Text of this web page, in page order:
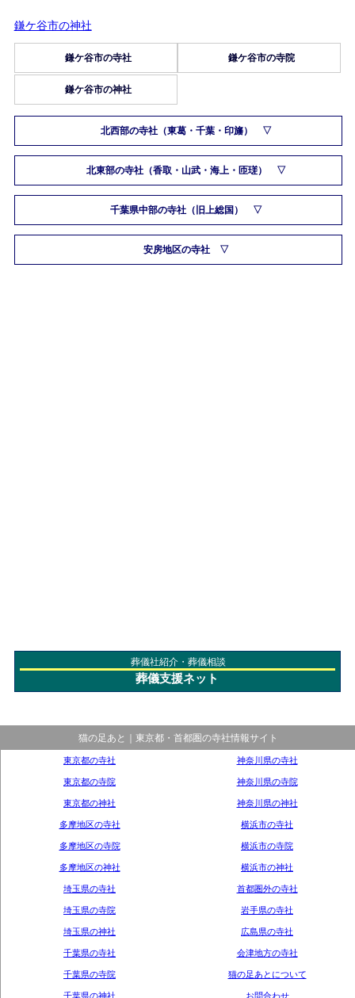
鎌ケ谷市の神社
鎌ケ谷市の寺社 鎌ケ谷市の寺院
鎌ケ谷市の神社
北西部の寺社（東葛・千葉・印旛）
北東部の寺社（香取・山武・海上・匝瑳）
千葉県中部の寺社（旧上総国）
安房地区の寺社
葬儀社紹介・葬儀相談
葬儀支援ネット
猫の足あと｜東京都・首都圏の寺社情報サイト
東京都の寺社
東京都の寺院
東京都の神社
多摩地区の寺社
多摩地区の寺院
多摩地区の神社
神奈川県の寺社
神奈川県の寺院
神奈川県の神社
横浜市の寺社
横浜市の寺院
横浜市の神社
埼玉県の寺社
埼玉県の寺院
埼玉県の神社
千葉県の寺社
千葉県の寺院
千葉県の神社
首都圏外の寺社
岩手県の寺社
広島県の寺社
会津地方の寺社
猫の足あとについて
お問合わせ